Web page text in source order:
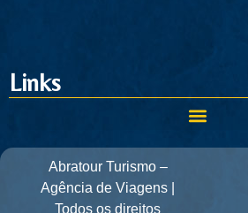
Links
Abratour Turismo –
Agência de Viagens |
Todos os direitos